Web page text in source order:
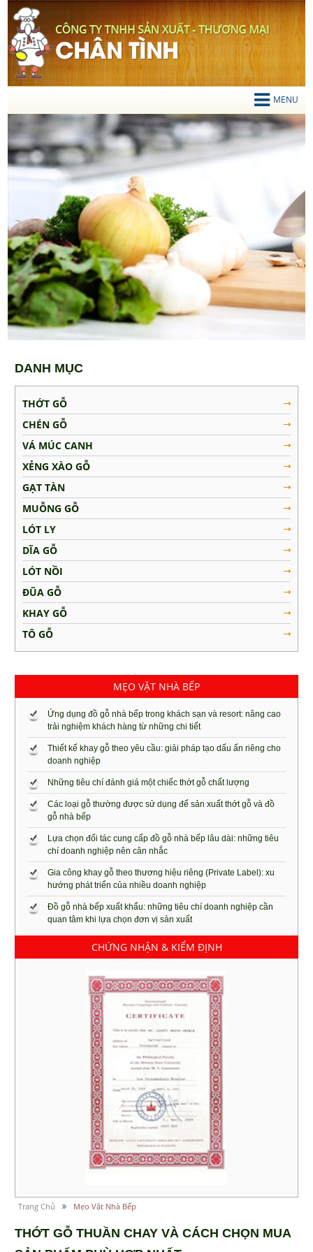
MENU
DANH MỤC
THỚT GỖ
CHÉN GỖ
VÁ MÚC CANH
XẺNG XÀO GỖ
GẠT TÀN
MUỖNG GỖ
LÓT LY
DĨA GỖ
LÓT NỒI
ĐŨA GỖ
KHAY GỖ
TÔ GỖ
MẸO VẶT NHÀ BẾP
Ứng dụng đồ gỗ nhà bếp trong khách sạn và resort: nâng cao
trải nghiệm khách hàng từ những chi tiết
Thiết kế khay gỗ theo yêu cầu: giải pháp tạo dấu ấn riêng cho
doanh nghiệp
Những tiêu chí đánh giá một chiếc thớt gỗ chất lượng
Các loại gỗ thường được sử dụng để sản xuất thớt gỗ và đồ
gỗ nhà bếp
Lựa chọn đối tác cung cấp đồ gỗ nhà bếp lâu dài: những tiêu
chí doanh nghiệp nên cân nhắc
Gia công khay gỗ theo thương hiệu riêng (Private Label): xu
hướng phát triển của nhiều doanh nghiệp
Đồ gỗ nhà bếp xuất khẩu: những tiêu chí doanh nghiệp cần
quan tâm khi lựa chọn đơn vị sản xuất
CHỨNG NHẬN & KIỂM ĐỊNH
Trang Chủ Mẹo Vặt Nhà Bếp
THỚT GỖ THUẦN CHAY VÀ CÁCH CHỌN MUA
TIẾNG VIỆT
TRANG CHỦ
GIỚI THIỆU
SẢN PHẨM
Thớt Gỗ
Chén Gỗ
Vá Múc Canh
Xẻng Xào Gỗ
Gạt Tàn
Muỗng Gỗ
Dĩa Gỗ
Đũa Gỗ
Khay Gỗ
Tô Gỗ
MẸO VẶT NHÀ BẾP
LIÊN HỆ